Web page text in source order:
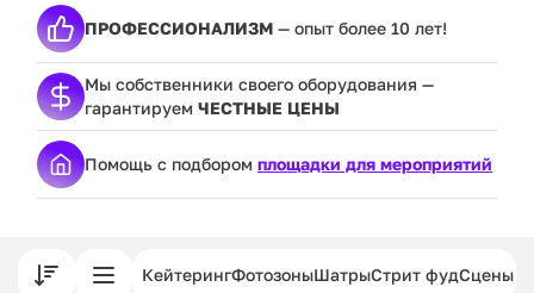
ПРОФЕССИОНАЛИЗМ — опыт более 10 лет!
Мы собственники своего оборудования —
гарантируем ЧЕСТНЫЕ ЦЕНЫ
Помощь с подбором площадки для мероприятий
КейтерингФотозоныШатрыСтрит фудСцены